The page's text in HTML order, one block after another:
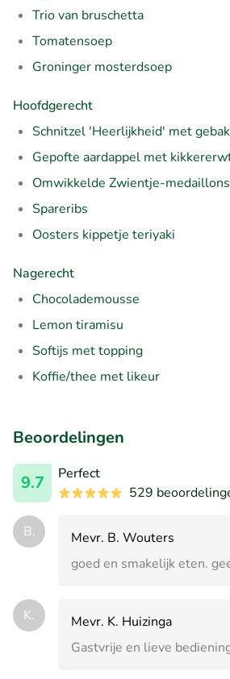
Trio van bruschetta
Tomatensoep
Groninger mosterdsoep
Hoofdgerecht
Schnitzel 'Heerlijkheid' met
Gepofte aardappel met
Omwikkelde Zwientje-medaillons
Spareribs
Oosters kippetje teriyaki
Nagerecht
Chocolademousse
Lemon tiramisu
Softijs met topping
Koffie/thee met likeur
Beoordelingen
9.7
Perfect
529
B.
Mevr. B. Wouters
goed en smakelijk eten.
K.
Mevr. K. Huizinga
Gastvrije en lieve